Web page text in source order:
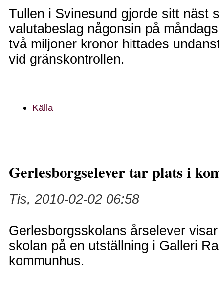
Tullen i Svinesund gjorde sitt näst
valutabeslag någonsin på
två miljoner kronor hittades
vid gränskontrollen.
Källa
Gerlesborgselever tar plats i
Tis, 2010-02-02 06:58
Gerlesborgsskolans årselever
skolan på en utställning i Galleri
kommunhus.